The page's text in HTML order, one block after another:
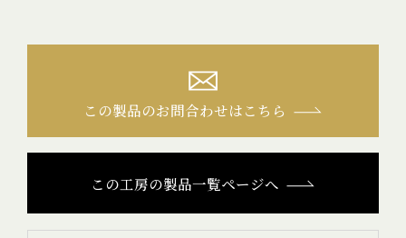
この製品のお問合わせはこちら
この工房の製品一覧ページへ